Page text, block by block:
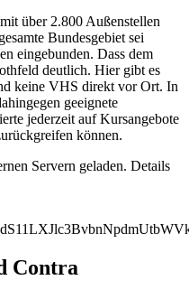
über 2.800 Außenstellen
Bundesgebiet sei
eingebunden. Dass dem
deutlich. Hier gibt es
keine VHS direkt vor Ort. In
geeignete
jederzeit auf Kursangebote
können.
Servern geladen. Details
Contra